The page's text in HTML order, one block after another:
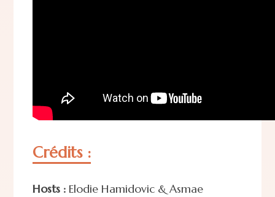
Crédits :
Hosts :Elodie Hamidovic & Asmae